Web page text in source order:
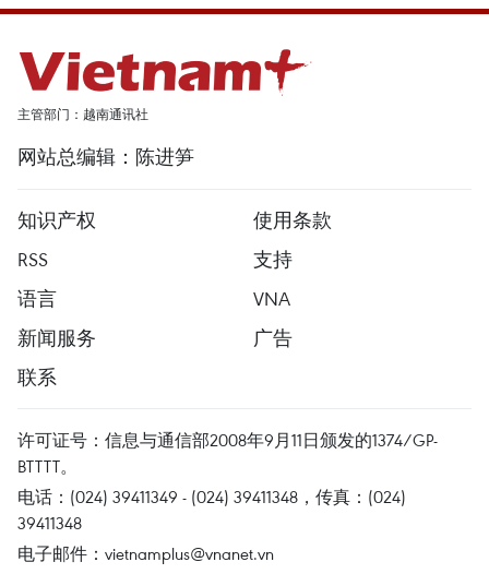
主管部门：越南通讯社
网站总编辑：陈进笋
知识产权
使用条款
RSS
支持
语言
VNA
新闻服务
广告
联系
许可证号：信息与通信部2008年9月11日颁发的1374/GP-
BTTTT。
电话：(024) 39411349 - (024) 39411348，传真：(024)
39411348
电子邮件： vietnamplus@vnanet.vn